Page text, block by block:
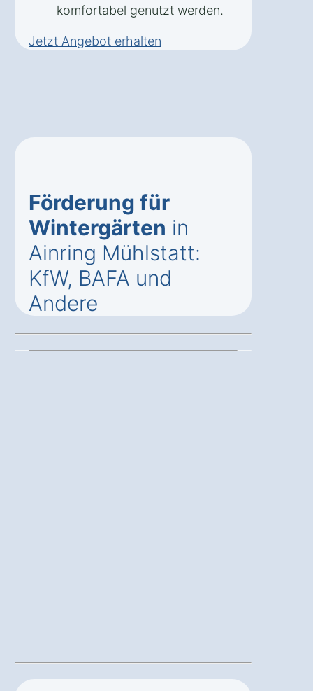
komfortabel genutzt werden.
Jetzt Angebot erhalten
Förderung für
Wintergärten in
Ainring Mühlstatt:
KfW, BAFA und
Andere